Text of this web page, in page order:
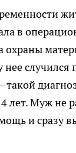
в
охраны
нее случился
такой
лет. Муж не
и сразу